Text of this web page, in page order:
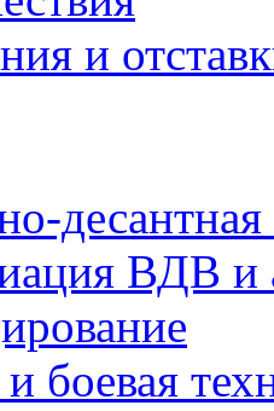
и
десантная
ВДВ и
боевая